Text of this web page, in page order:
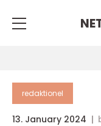
redaktionel
13. January 2024